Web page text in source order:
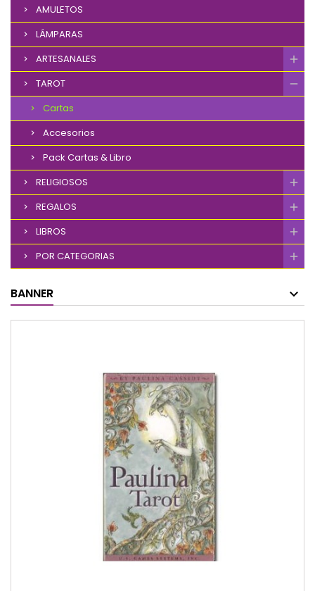
AMULETOS
LÁMPARAS
ARTESANALES
TAROT
Cartas
Accesorios
Pack Cartas & Libro
RELIGIOSOS
REGALOS
LIBROS
POR CATEGORIAS
BANNER